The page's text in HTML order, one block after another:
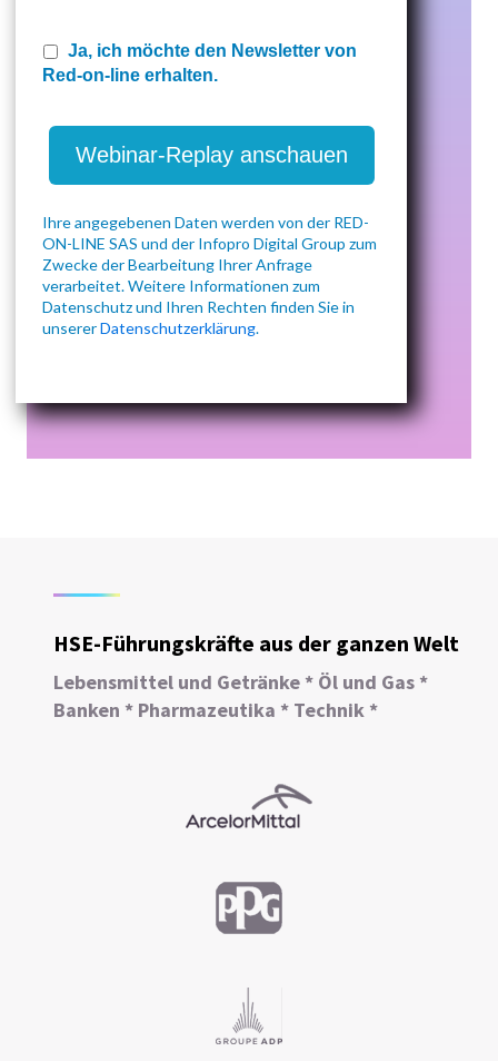
Ja, ich möchte den Newsletter von
Red-on-line erhalten.
Ihre angegebenen Daten werden von der RED-
ON-LINE SAS und der Infopro Digital Group zum
Zwecke der Bearbeitung Ihrer Anfrage
verarbeitet. Weitere Informationen zum
Datenschutz und Ihren Rechten finden Sie in
unsererDatenschutzerklärung.
HSE-Führungskräfte aus der ganzen Welt
Lebensmittel und Getränke * Öl und Gas *
Banken * Pharmazeutika * Technik *